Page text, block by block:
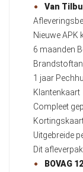
Van
Nieuwe APK
6 maanden
1 jaar
Klantenkaart
Compleet
Uitgebreide
Dit
BOVAG